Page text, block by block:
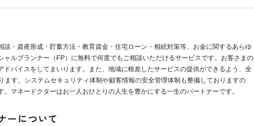
談・資産形成・貯蓄方法・教育資金・住宅ローン・相続対策等、お金に関するあらゆ
ャルプランナー（FP）に無料で何度でもご相談いただけるサービスです。お客さまの
ドバイスをしてまいります。また、地域に根差したサービスの提供ができるよう、全
ます。システムセキュリティ体制や顧客情報の安全管理体制も整備しておりますの
マネードクターはお一人おひとりの人生を豊かにする一生のパートナーです。
ーについて